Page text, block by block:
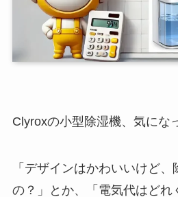
Clyroxの小型除湿機、気にな
「デザインはかわいいけど
の？」とか、「電気代はどれ